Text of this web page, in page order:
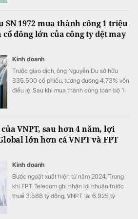
SN 1972 mua thành công 1 triệu
đông lớn của công ty dệt may
Kinh doanh
Trước giao dịch, ông Nguyễn Du sở hữu
335.500 cổ phiếu, tương đương 4,73% vốn
điều lệ. Sau khi mua thành công toàn bộ 1
VNPT, sau hơn 4 năm, lợi
lớn hơn cả VNPT và FPT
Kinh doanh
Bước ngoặt xuất hiện từ năm 2024. Trong
khi FPT Telecom ghi nhận lợi nhuận trước
thuế 3.588 tỷ đồng, VNPT lãi 6.925 tỷ